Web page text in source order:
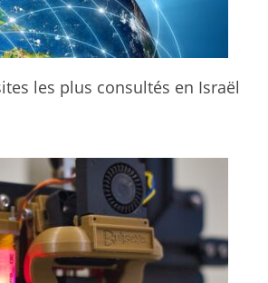
les plus consultés en Israël